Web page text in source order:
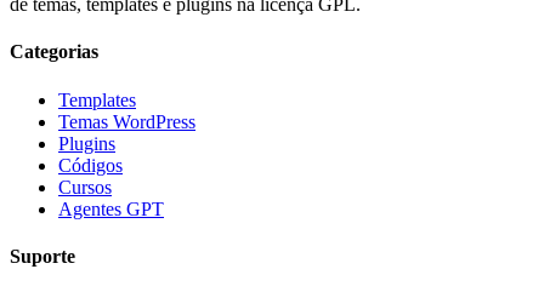
de temas, templates e plugins na licença GPL.
Categorias
Templates
Temas WordPress
Plugins
Códigos
Cursos
Agentes GPT
Suporte